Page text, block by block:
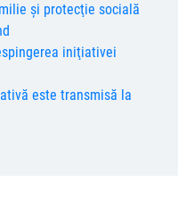
şi protecţie socială
iniţiativei
este transmisă la